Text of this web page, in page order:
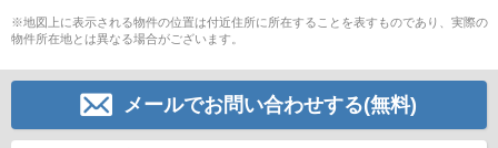
※地図上に表示される物件の位置は付近住所に所在することを表すものであり、実際の
物件所在地とは異なる場合がございます。
メールでお問い合わせする(無料)